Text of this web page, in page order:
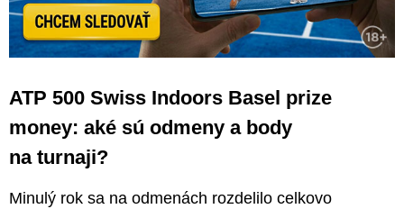
ATP 500 Swiss Indoors Basel prize
money: aké sú odmeny a body
na turnaji?
Minulý rok sa na odmenách rozdelilo celkovo